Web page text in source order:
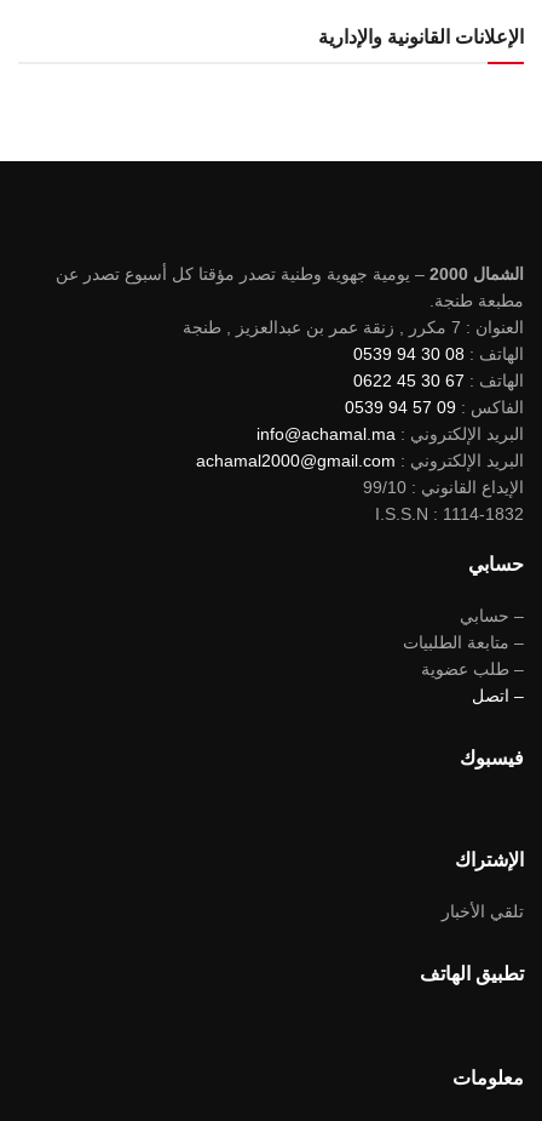
الإعلانات القانونية والإدارية
الشمال 2000
– يومية جهوية وطنية تصدر مؤقتا كل أسبوع تصدر عن
مطبعة طنجة.
العنوان : 7 مكرر , زنقة عمر بن عبدالعزيز , طنجة
الهاتف : 08 30 94 0539
الهاتف : 67 30 45 0622
الفاكس : 09 57 94 0539
البريد الإلكتروني : info@achamal.ma
البريد الإلكتروني : achamal2000@gmail.com
الإيداع القانوني : 99/10
I.S.S.N : 1114-1832
حسابي
– حسابي
– متابعة الطلبيات
– طلب عضوية
– اتصل
فيسبوك
الإشتراك
تلقي الأخبار
تطبيق الهاتف
معلومات